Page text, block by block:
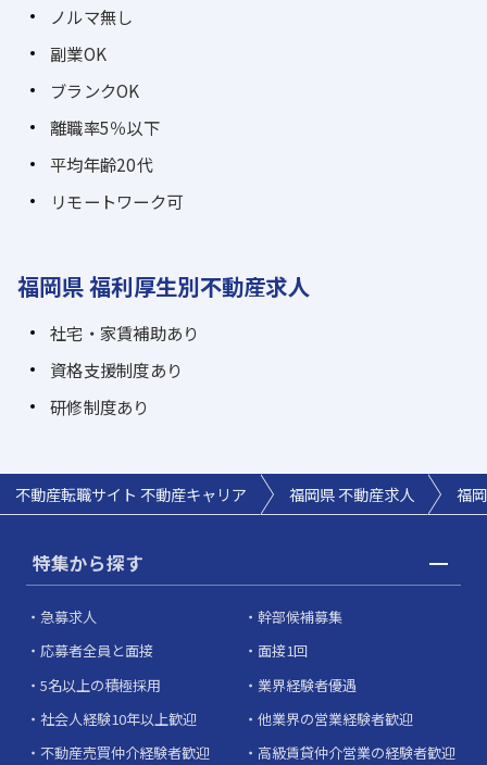
ノルマ無し
副業OK
ブランクOK
離職率5％以下
平均年齢20代
リモートワーク可
福岡県 福利厚生別不動産求人
社宅・家賃補助あり
資格支援制度あり
研修制度あり
不動産転職サイト 不動産キャリア 福岡県 不動産求人 福
特集から探す
急募求人
幹部候補募集
応募者全員と面接
面接1回
5名以上の積極採用
業界経験者優遇
社会人経験10年以上歓迎
他業界の営業経験者歓迎
不動産売買仲介経験者歓迎
高級賃貸仲介営業の経験者歓迎